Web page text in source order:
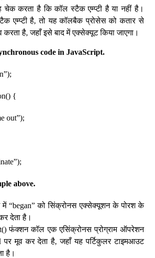
चेक करता है कि कॉल स्टैक एम्प्टी है या नहीं है।
एम्प्टी है, तो यह कॉलबैक प्रोसेस को कतार से
है, जहाँ इसे बाद में एक्सेक्यूट किया जाएगा।
code in JavaScript.
{
out”);
above.
में “began” को सिंक्रोनस एक्सेक्यूशन के पोरश के
देता है।
फंक्शन कॉल एक एसिंक्रोनस प्रोग्राम ऑपरेशन
मूव कर देता है, जहाँ यह पर्टिकुलर टाइमआउट
है।